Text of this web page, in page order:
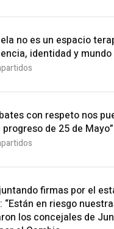
no es un espacio
identidad y
con respeto nos
de 25 de Mayo”
firmas por el
“Están en riesgo
los concejales de